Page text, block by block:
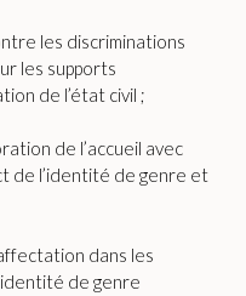
les discriminations
les supports
de l’état civil ;
de l’accueil avec
de l’identité de genre et
dans les
de genre